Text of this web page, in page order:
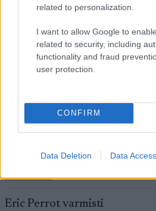
related to personalization.
I want to allow Google to
related to security, including
functionality and fraud
user protection.
CONFIRM
Data Deletion Data Access
Sprintit hiihdettiin
Placidissa –
finaaleihin
Birken-voittajat jälleen ykkösiä
Marcialonga Bodøssä – Kati
tulokseen
SKI CLASSICS
Eric Perrot varmisti